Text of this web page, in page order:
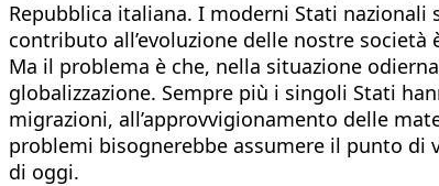
Repubblica italiana. I moderni Stati
contributo all’evoluzione delle nostre società
Ma il problema è che, nella situazione
globalizzazione. Sempre più i singoli Stati
migrazioni, all’approvvigionamento delle
problemi bisognerebbe assumere il punto di
di oggi.